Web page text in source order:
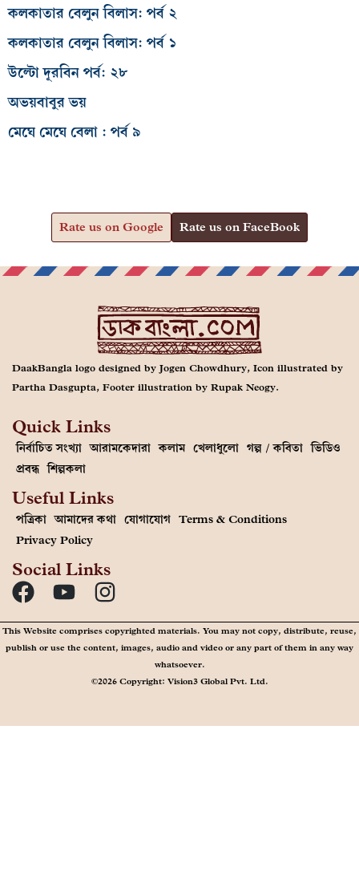
কলকাতার বেলুন বিলাস: পর্ব ২
কলকাতার বেলুন বিলাস: পর্ব ১
উল্টো দূরবিন পর্ব: ২৮
অভয়বাবুর ভয়
মেঘে মেঘে বেলা : পর্ব ৯
Rate us on Google Rate us on FaceBook
DaakBangla logo designed by Jogen Chowdhury, Icon illustrated by
Partha Dasgupta, Footer illustration by Rupak Neogy.
Quick Links
নির্বাচিত সংখ্যা আরামকেদারা কলাম খেলাধুলো গল্প / কবিতা ভিডিও
প্রবন্ধ শিল্পকলা
Useful Links
পত্রিকা আমাদের কথা যোগাযোগ Terms & Conditions
Privacy Policy
Social Links
This Website comprises copyrighted materials. You may not copy, distribute, reuse,
publish or use the content, images, audio and video or any part of them in any way
whatsoever.
©2026 Copyright: Vision3 Global Pvt. Ltd.